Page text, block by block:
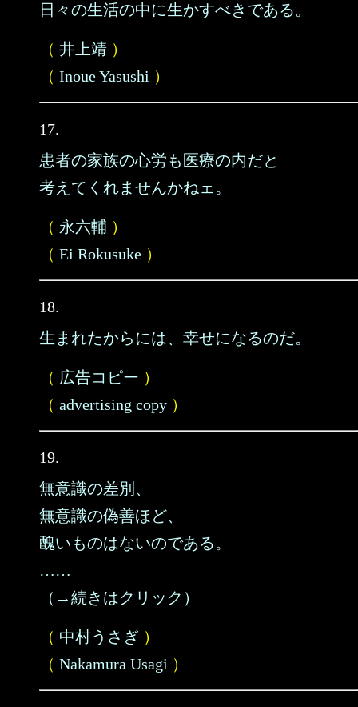
日々の生活の中に生かすべきである。
（ 井上靖 ）
（ Inoue Yasushi ）
17.
患者の家族の心労も医療の内だと
考えてくれませんかねェ。
（ 永六輔 ）
（ Ei Rokusuke ）
18.
生まれたからには、幸せになるのだ。
（ 広告コピー ）
（ advertising copy ）
19.
無意識の差別、
無意識の偽善ほど、
醜いものはないのである。
……
（→続きはクリック）
（ 中村うさぎ ）
（ Nakamura Usagi ）